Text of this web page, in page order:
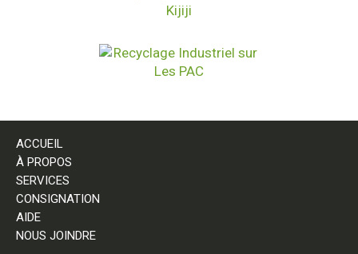
ACCUEIL
À PROPOS
SERVICES
CONSIGNATION
AIDE
NOUS JOINDRE